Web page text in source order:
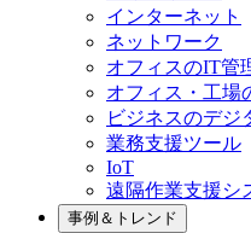
インターネット
ネットワーク
オフィスのIT管
オフィス・工場
ビジネスのデジ
業務支援ツール
IoT
遠隔作業支援シ
事例＆トレンド